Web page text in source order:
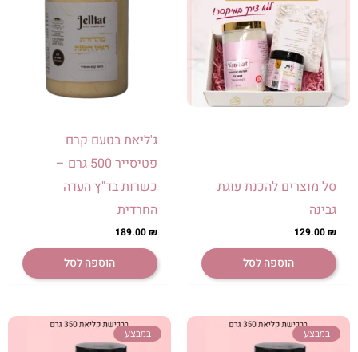
סל מוצרים להכנת עוגת
גבינה
129.00₪
הוספה לסל
ג'ליאת בטעם קרם
פטיסייר 500 גרם –
כשרות בד"ץ העדה
החרדית
189.00₪
הוספה לסל
במבצע
המחיר
המקורי
המחיר
הנוכחי
במבצע
המחיר
המקורי
המחיר
הנוכחי